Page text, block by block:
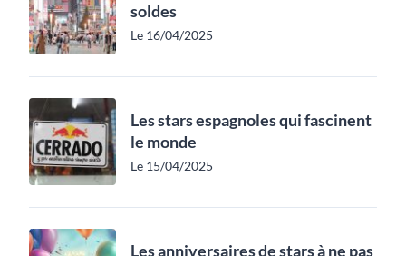
soldes
Le 16/04/2025
Les stars espagnoles qui fascinent
le monde
Le 15/04/2025
Les anniversaires de stars à ne pas